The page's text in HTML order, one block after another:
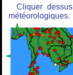
Cliquer
météorologiques.